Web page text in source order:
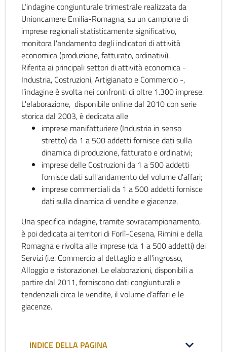
L’indagine congiunturale trimestrale realizzata da
Unioncamere Emilia-Romagna, su un campione di
imprese regionali statisticamente significativo,
monitora l'andamento degli indicatori di attività
economica (produzione, fatturato, ordinativi).
Riferita ai principali settori di attività economica -
Industria, Costruzioni, Artigianato e Commercio -,
l’indagine è svolta nei confronti di oltre 1.300 imprese.
L'elaborazione, disponibile online dal 2010 con serie
storica dal 2003, è dedicata alle
imprese manifatturiere (Industria in senso
stretto) da 1 a 500 addetti fornisce dati sulla
dinamica di produzione, fatturato e ordinativi;
imprese delle Costruzioni da 1 a 500 addetti
fornisce dati sull'andamento del volume d'affari;
imprese commerciali da 1 a 500 addetti fornisce
dati sulla dinamica di vendite e giacenze.
Una specifica indagine, tramite sovracampionamento,
è poi dedicata ai territori di Forlì-Cesena, Rimini e della
Romagna e rivolta alle imprese (da 1 a 500 addetti) dei
Servizi (i.e. Commercio al dettaglio e all’ingrosso,
Alloggio e ristorazione). Le elaborazioni, disponibili a
partire dal 2011, forniscono dati congiunturali e
tendenziali circa le vendite, il volume d’affari e le
giacenze.
INDICE DELLA PAGINA